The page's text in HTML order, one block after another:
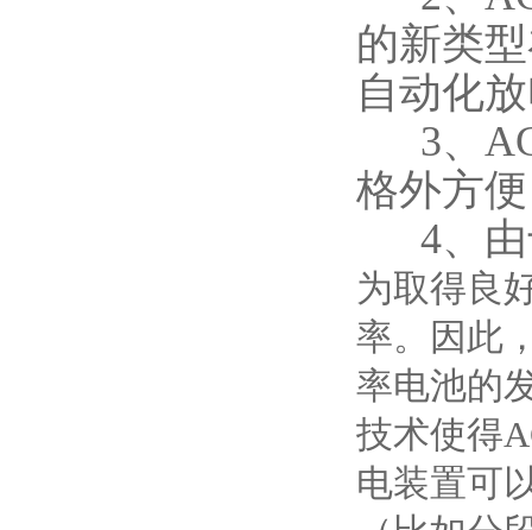
的新类
自动化
3、
格外方
4、由
为取得良
率。因此
率电池的
技术使得
电装置可